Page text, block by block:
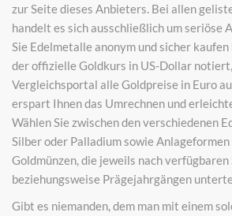
zur Seite dieses Anbieters. Bei allen
handelt es sich ausschließlich um seriöse
Sie Edelmetalle anonym und sicher kaufen
der offizielle Goldkurs in US-Dollar
Vergleichsportal alle Goldpreise in Euro
erspart Ihnen das Umrechnen und
Wählen Sie zwischen den verschiedenen
Silber oder Palladium sowie
Goldmünzen, die jeweils nach
beziehungsweise Prägejahrgängen
Gibt es niemanden, dem man mit einem